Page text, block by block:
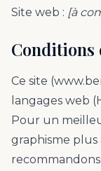
Site web : [à
Ce site
langages web
Pour un
graphisme plus